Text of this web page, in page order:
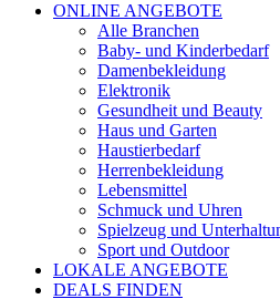
ONLINE ANGEBOTE
Alle Branchen
Baby- und Kinderbedarf
Damenbekleidung
Elektronik
Gesundheit und Beauty
Haus und Garten
Haustierbedarf
Herrenbekleidung
Lebensmittel
Schmuck und Uhren
Spielzeug und
Sport und Outdoor
LOKALE ANGEBOTE
DEALS FINDEN